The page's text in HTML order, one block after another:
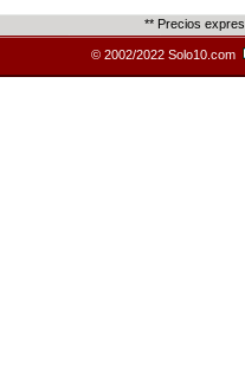
** Precios
© 2002/2022 Solo10.com